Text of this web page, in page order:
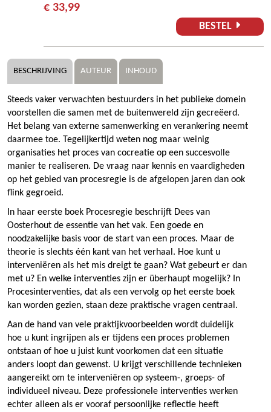
€ 33,99
BESTEL
BESCHRIJVING AUTEUR INHOUD
Steeds vaker verwachten bestuurders in het publieke domein
voorstellen die samen met de buitenwereld zijn gecreëerd.
Het belang van externe samenwerking en verankering neemt
daarmee toe. Tegelijkertijd weten nog maar weinig
organisaties het proces van cocreatie op een succesvolle
manier te realiseren. De vraag naar kennis en vaardigheden
op het gebied van procesregie is de afgelopen jaren dan ook
flink gegroeid.
In haar eerste boek Procesregie beschrijft Dees van
Oosterhout de essentie van het vak. Een goede en
noodzakelijke basis voor de start van een proces. Maar de
theorie is slechts één kant van het verhaal. Hoe kunt u
interveniëren als het mis dreigt te gaan? Wat gebeurt er dan
met u? En welke interventies zijn er überhaupt mogelijk? In
Procesinterventies, dat als een vervolg op het eerste boek
kan worden gezien, staan deze praktische vragen centraal.
Aan de hand van vele praktijkvoorbeelden wordt duidelijk
hoe u kunt ingrijpen als er tijdens een proces problemen
ontstaan of hoe u juist kunt voorkomen dat een situatie
anders loopt dan gewenst. U krijgt verschillende technieken
aangereikt om te interveniëren op systeem-, groeps- of
individueel niveau. Deze professionele interventies werken
echter alleen als er vooraf persoonlijke reflectie heeft